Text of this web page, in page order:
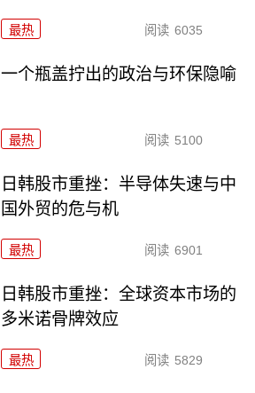
最热 阅读 6035
一个瓶盖拧出的政治与环保隐喻
最热 阅读 5100
日韩股市重挫：半导体失速与中
国外贸的危与机
最热 阅读 6901
日韩股市重挫：全球资本市场的
多米诺骨牌效应
最热 阅读 5829